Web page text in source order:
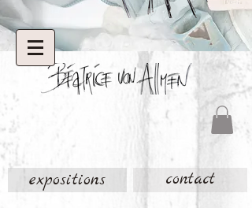
expositions contact